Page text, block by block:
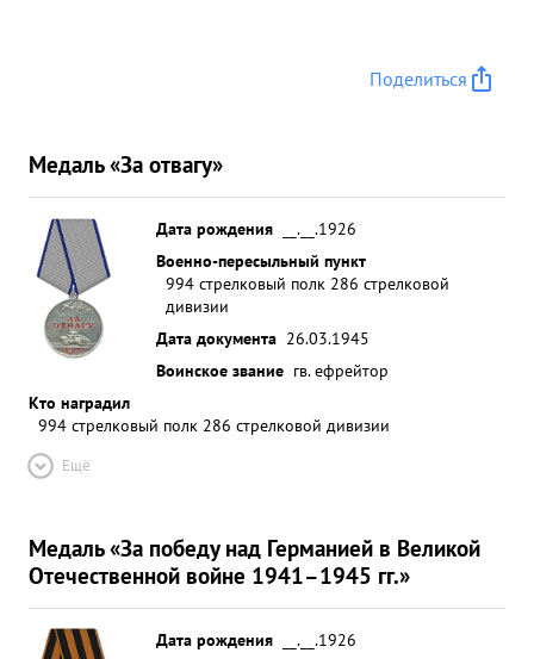
Поделиться
Медаль «За отвагу»
Дата рождения
__.__.1926
Военно-пересыльный пункт
994 стрелковый полк 286 стрелковой
дивизии
Дата документа 26.03.1945
Воинское звание гв. ефрейтор
Кто наградил
994 стрелковый полк 286 стрелковой дивизии
Ещё
Медаль «За победу над Германией в Великой
Отечественной войне 1941–1945 гг.»
Дата рождения __.__.1926